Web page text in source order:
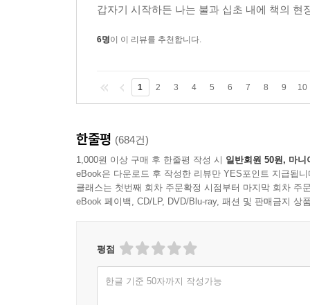
갑자기 시작하든 나는 불과 십초 내에 책의
6명이 이 리뷰를 추천합니다.
1 2 3 4 5 6 7 8 9 10
한줄평 (684건)
1,000원 이상 구매 후 한줄평 작성 시 일반회원 50원, 마니
eBook은 다운로드 후 작성한 리뷰만 YES포인트 지급됩니
클래스는 첫번째 회차 주문확정 시점부터 마지막 회차 주
eBook 페이백, CD/LP, DVD/Blu-ray, 패션 및 판매금지 상
평점
한글 기준 50자까지 작성가능